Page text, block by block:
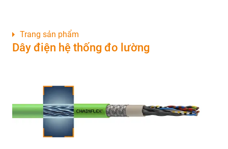
Dây điện hệ thống đo lường
Trang sản phẩm